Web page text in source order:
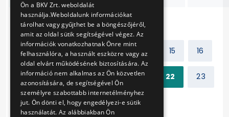
Előző 1 2 ... 14 15 16
17 18 19 20 21 22 23
Következő
Ön a BKV Zrt. weboldalát
használja.Weboldalunk információkat
tárolhat vagy gyűjthet be a böngészőjéről,
amit az oldal sütik segítségével végez. Az
információk vonatkozhatnak Önre mint
felhasználóra, a használt eszközre vagy az
oldal elvárt működésének biztosítására. Az
információ nem alkalmas az Ön közvetlen
azonosítására, de segítségével Ön
személyre szabottabb internetélményhez
jut. Ön dönti el, hogy engedélyezi-e sütik
használatát. Az alábbiakban Ön